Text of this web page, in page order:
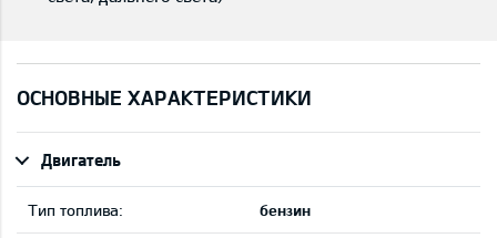
ОСНОВНЫЕ ХАРАКТЕРИСТИКИ
Двигатель
Тип топлива: бензин